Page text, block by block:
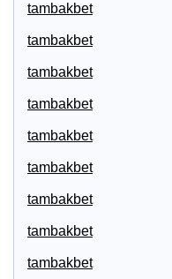
tambakbet
tambakbet
tambakbet
tambakbet
tambakbet
tambakbet
tambakbet
tambakbet
tambakbet